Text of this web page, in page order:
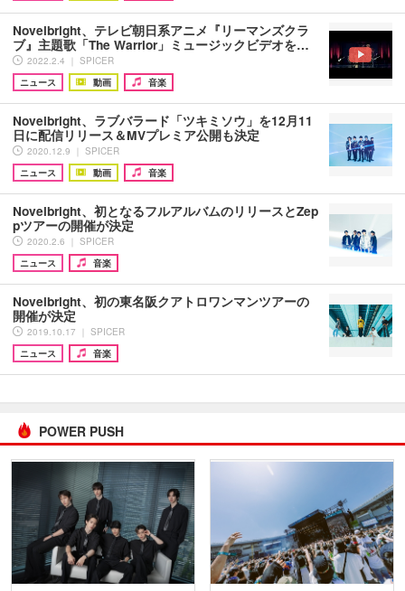
Novelbright、テレビ朝日系アニメ『リーマンズクラ
ブ』主題歌「The Warrior」ミュージックビデオを…
2022.2.4 ｜ SPICER
ニュース
動画 音楽
Novelbright、ラブバラード「ツキミソウ」を12月11
日に配信リリース＆MVプレミア公開も決定
2020.12.9 ｜ SPICER
ニュース
動画 音楽
Novelbright、初となるフルアルバムのリリースとZep
pツアーの開催が決定
2020.2.6 ｜ SPICER
ニュース
音楽
Novelbright、初の東名阪クアトロワンマンツアーの
開催が決定
2019.10.17 ｜ SPICER
ニュース
音楽
POWER PUSH